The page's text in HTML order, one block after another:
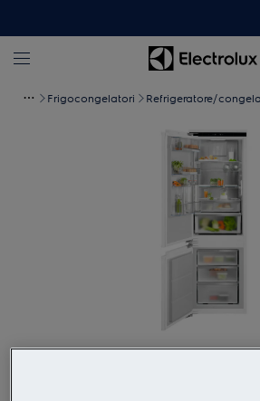
Frigocongelatori Refrigeratore/
Tocca per zoomare